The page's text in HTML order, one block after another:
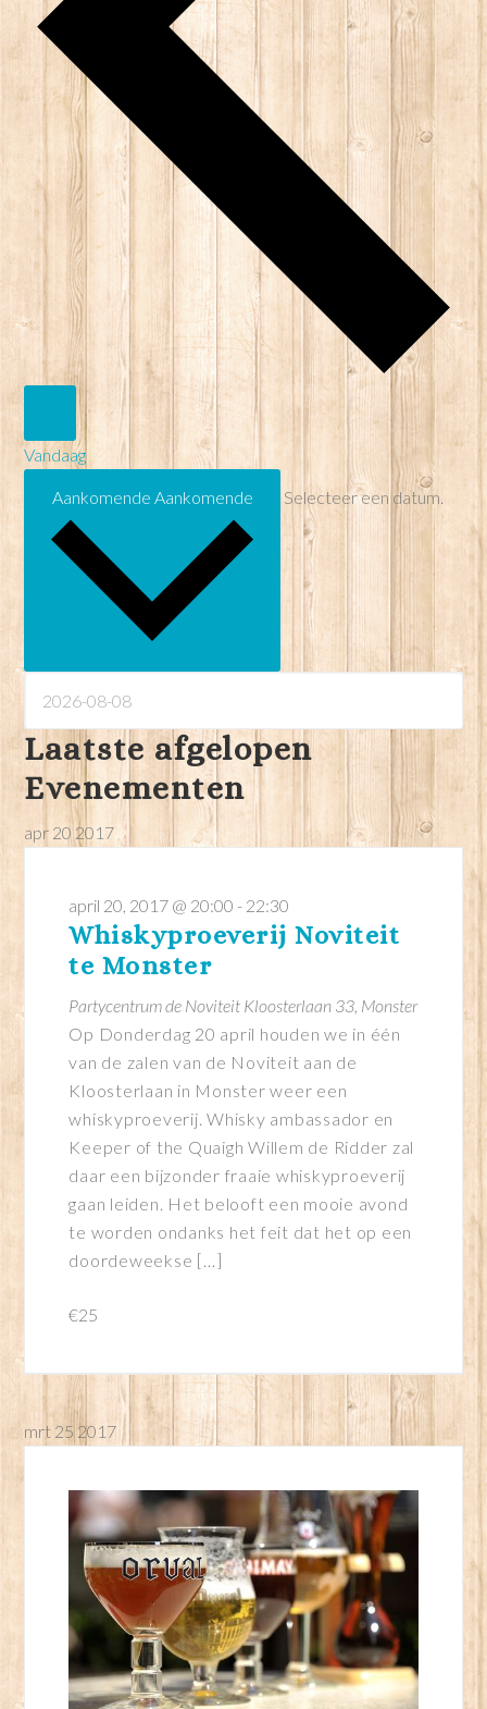
Vandaag
Aankomende Aankomende Selecteer een datum.
Laatste afgelopen
Evenementen
apr 20 2017
april 20, 2017 @ 20:00 - 22:30
Whiskyproeverij Noviteit
te Monster
Partycentrum de Noviteit Kloosterlaan 33, Monster
Op Donderdag 20 april houden we in één
van de zalen van de Noviteit aan de
Kloosterlaan in Monster weer een
whiskyproeverij. Whisky ambassador en
Keeper of the Quaigh Willem de Ridder zal
daar een bijzonder fraaie whiskyproeverij
gaan leiden. Het belooft een mooie avond
te worden ondanks het feit dat het op een
doordeweekse […]
€25
mrt 252017